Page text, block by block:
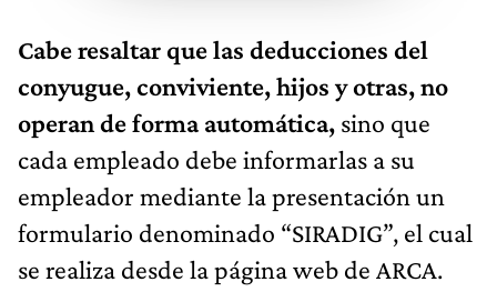
Cabe resaltar que las deducciones del
conyugue, conviviente, hijos y otras, no
operan de forma automática, sino que
cada empleado debe informarlas a su
empleador mediante la presentación un
formulario denominado “SIRADIG”, el cual
se realiza desde la página web de ARCA.